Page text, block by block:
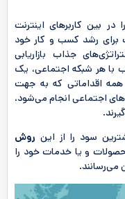
بین کاربرهای اینترنت
برای رشد کسب و کار خود
جذاب بازاریابی
با هر شبکه اجتماعی، یک
اقداماتی که به جهت
اجتماعی انجام می‌شود،
روش
و یا خدمات خود را